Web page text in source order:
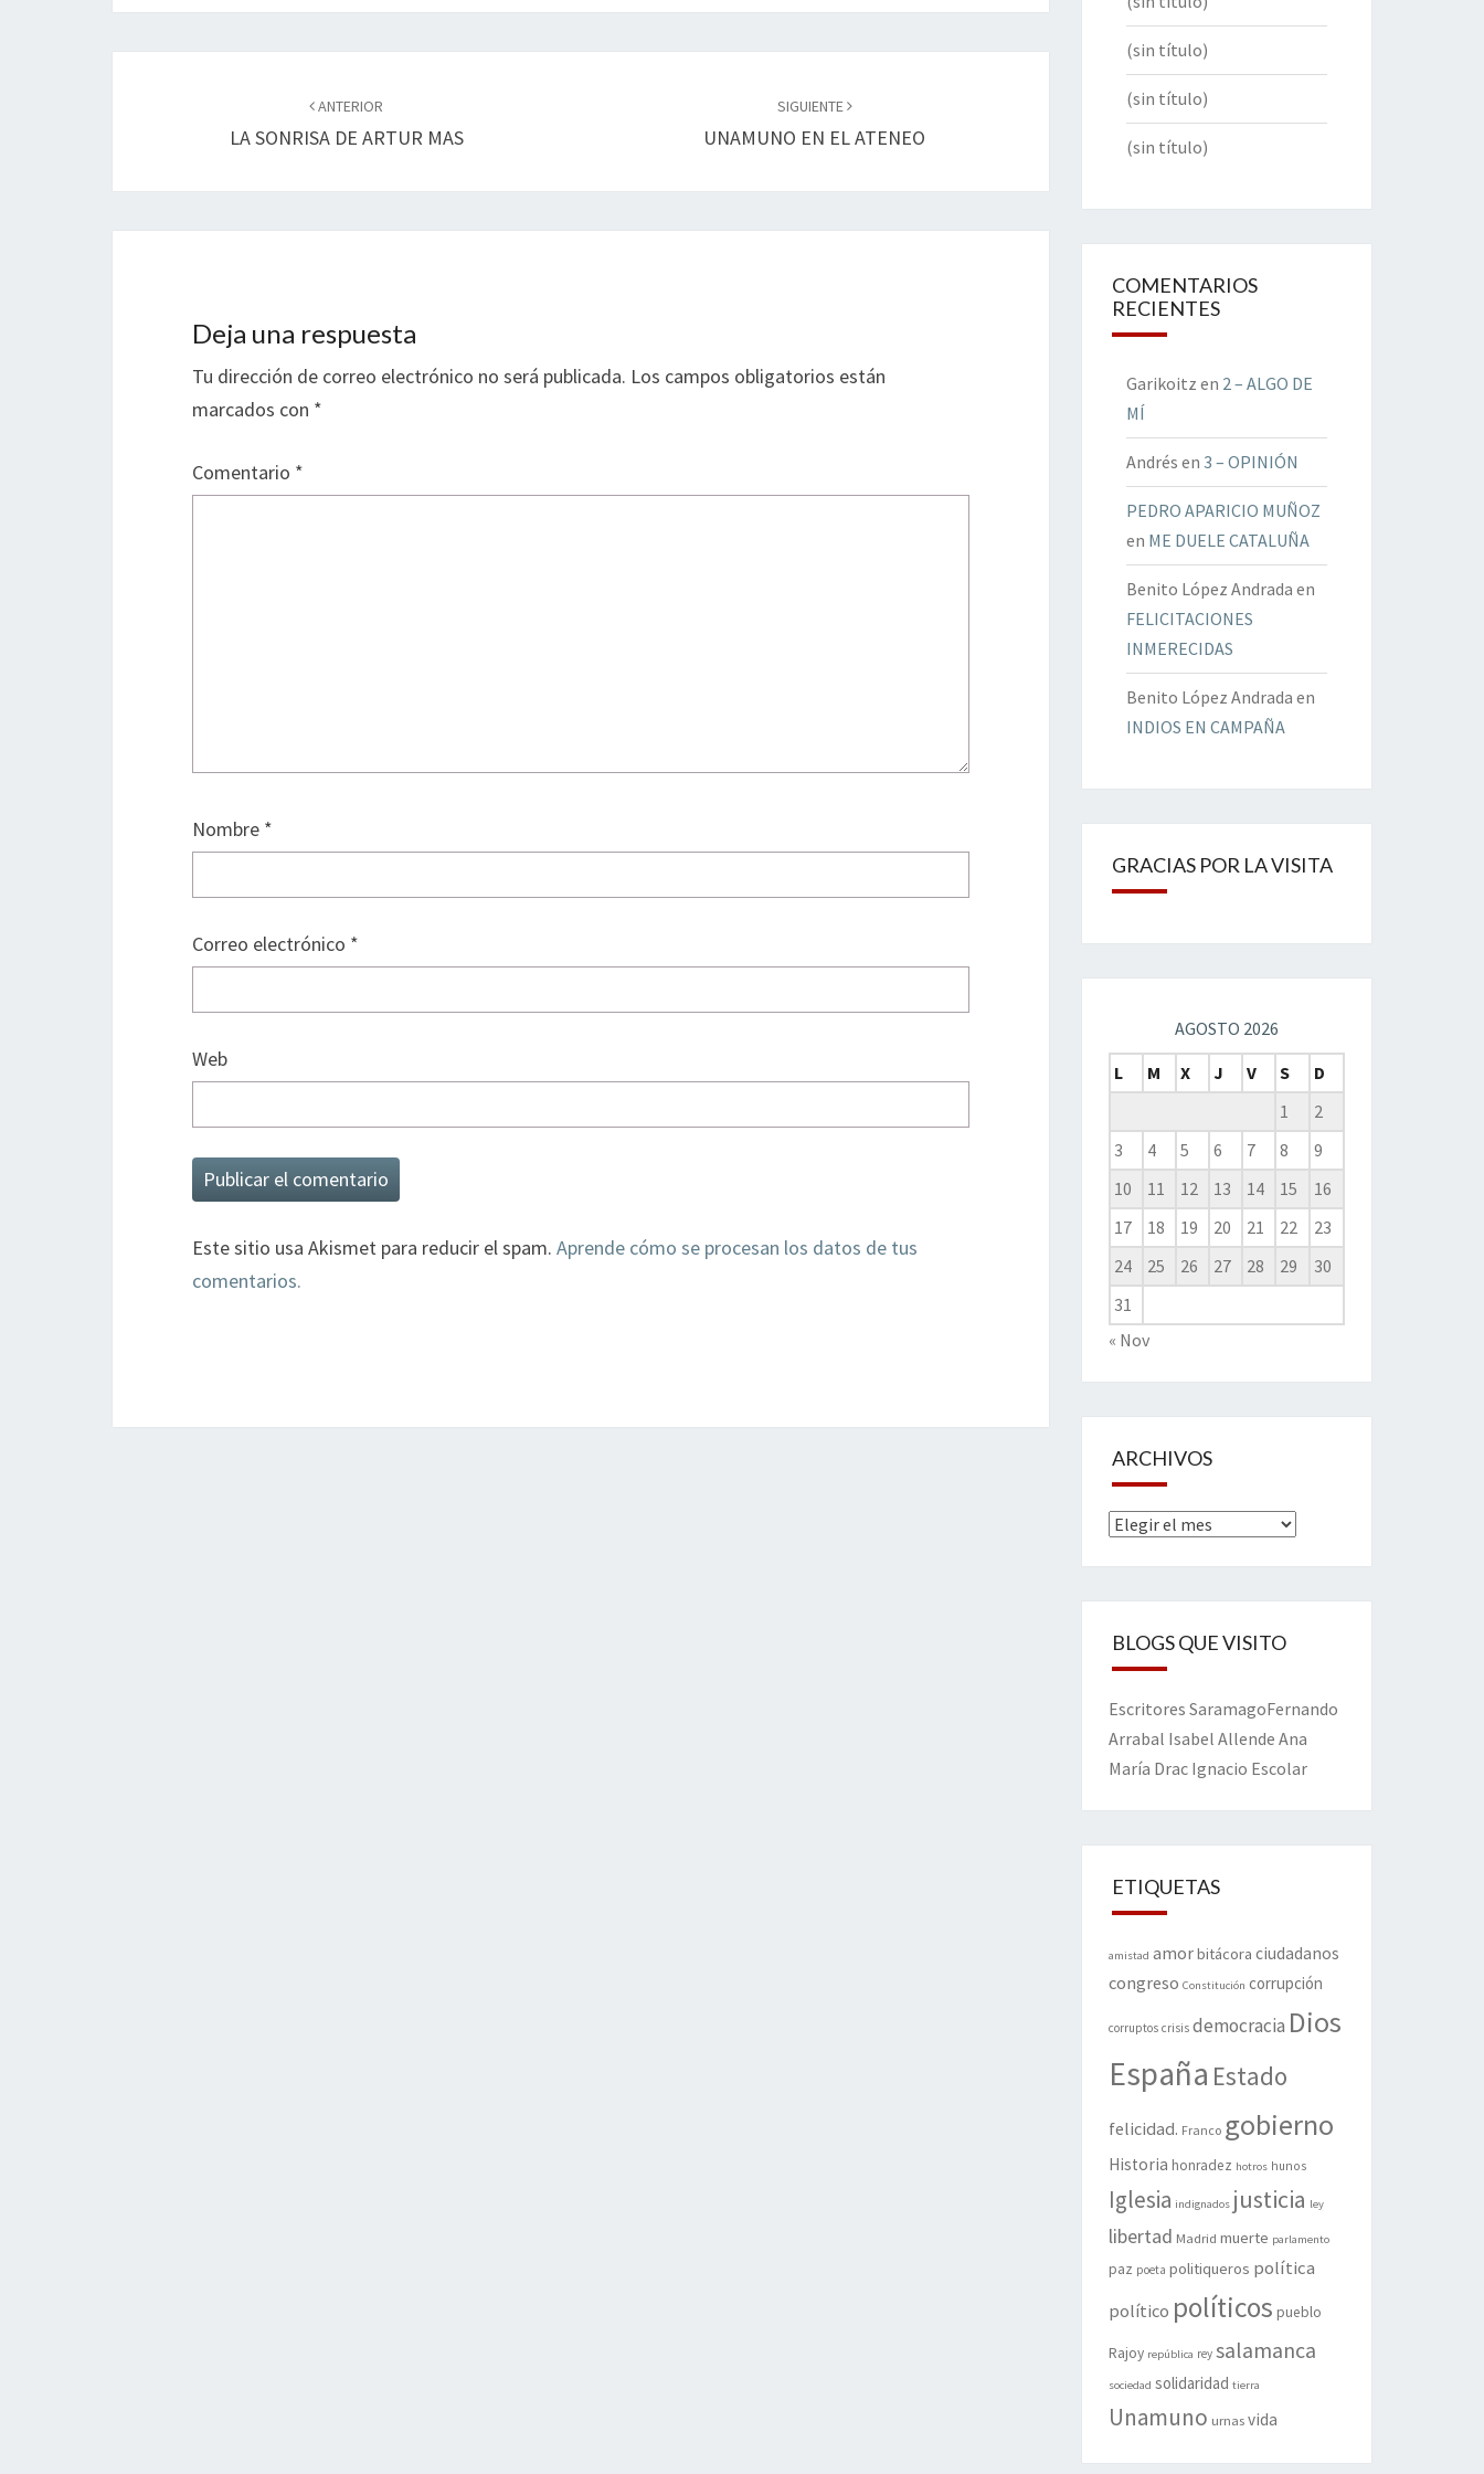
entradas
ANTERIOR
LA SONRISA DE ARTUR MAS
SIGUIENTE
UNAMUNO EN EL ATENEO
Deja una respuesta
Tu dirección de correo electrónico no será publicada. Los campos obligatorios están
marcados con *
Comentario *
Nombre *
Correo electrónico *
Web
Este sitio usa Akismet para reducir el spam. Aprende cómo se procesan los datos de tus
comentarios.
(sin título)
(sin título)
(sin título)
COMENTARIOS
RECIENTES
Garikoitz en 2 – ALGO DE
MÍ
Andrés en 3 – OPINIÓN
PEDRO APARICIO MUÑOZ
en ME DUELE CATALUÑA
Benito López Andrada en
FELICITACIONES
INMERECIDAS
Benito López Andrada en
INDIOS EN CAMPAÑA
GRACIAS POR LA VISITA
AGOSTO 2026
L
M X J V S
D
1
2
3
4 5 6 7 8
9
10
11 12 13 14 15
16
17
18 19 20 21 22
23
24
25 26 27 28 29
30
31
« Nov
ARCHIVOS
Archivos
BLOGS QUE VISITO
Escritores SaramagoFernando
Arrabal Isabel Allende Ana
María Drac Ignacio Escolar
ETIQUETAS
amistad amorbitácora ciudadanos
congreso Constitución corrupción
corruptos crisis democracia Dios
España Estado
felicidad. Franco gobierno
Historia honradez hotros hunos
Iglesia indignados justicia ley
libertad Madrid muerte parlamento
paz poeta politiqueros política
político políticos pueblo
Rajoy república rey salamanca
sociedad solidaridad tierra
Unamuno urnas vida